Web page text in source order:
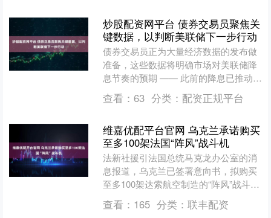
炒股配资网平台 债券交易员聚焦关
键数据，以判断美联储下一步行动
债券交易员正为大量经济数据的发布做
准备，这些数据将明确市场对美联储降
息节奏的预期 —— 此前的降息已推动美
国国债创下 2020 年以来的最大涨幅。
美国政府停摆....
查看： 63 分类： 配资正规平台
维嘉优配平台官网 乌克兰承诺购买
至多100架法国“阵风”战斗机
法新社援引法国总统马克龙办公室的消
息报道，乌克兰已签署意向书，拟购买
至多100架达索航空制造的“阵风”战斗
机。 该协议达成之际，乌克兰总统泽连
斯基正在对法国进行....
查看： 165 分类： 联丰配资